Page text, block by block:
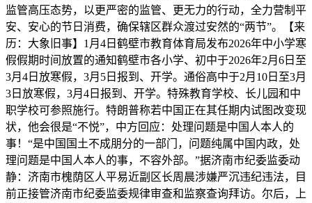
监管高压态势，以更严密的监管、更无力的行动，全力营制平
安、安心的节日消费，确保辖区群众渡过安然的“两节”。【来
历：大象旧事】1月4日鹤壁市教育体育局发布2026年中小学寒
假假期时间放置的通知鹤壁市各小学、初中于2026年2月6日至
3月4日放寒假，3月5日报到、开学。通俗高中于2月10日至3月
3日放寒假，3月4日报到、开学。特殊教育学校、长儿园和中
职学校可参照施行。特朗普称若中国正在其任期内试图改变现
状，他会很是“不悦”，中方回应：处理问题是中国人本人的
事！“是中国国土不成朋分的一部门，问题纯属中国内政，处
理问题是中国人本人的事，不容外部。”据济南市纪委监委动
静：济南市槐荫区人平易近副区长周晨涉嫌严沉违纪违法，目
前正接管济南市纪委监委规律审查和监察查询拜访。尔后，上